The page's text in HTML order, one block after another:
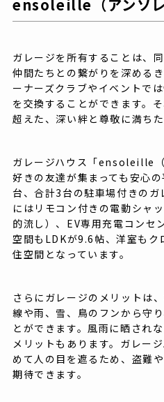
ensoleille（アンソ
ガレージを所有することは、
仲間たちとの繋がりを深める
ーナーズクラブやイベントで
を交換することができます。
超えた、深い絆と尊敬に満ちた
ガレージハウス「ensoleille
好きの友達が集まっても安心
台、合計3台の駐車場付きのガ
にはリモコン付きの電動シャ
的流し）、EV専用充電コンセ
空間もLDKが9.6帖、洋室もク
住空間となっています。
さらにガレージのメリットは
線や雨、雪、鳥のフンから守
とができます。風雨に晒され
メリットもあります。ガレー
めて人の目を遮るため、盗難
期待できます。